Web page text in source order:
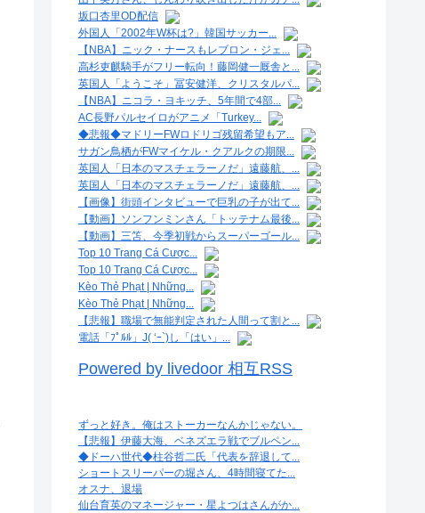
坂口杏里OD配信
外国人「2002年W杯は?」韓国サッカー...
【NBA】ニック・ナースもレブロン・ジェ...
高杉吏麒騎手がフリー転向！藤岡健一厩舎と...
英国人「ようこそ」冨安健洋、クリスタルパ...
【NBA】ニコラ・ヨキッチ、5年間で4部...
AC長野パルセイロがアニメ「Turkey...
◆悲報◆マドリーFWロドリゴ残留希望もア...
サガン鳥栖がFWマイケル・クアルクの期限...
英国人「日本のマスチェラーノだ」遠藤航、...
英国人「日本のマスチェラーノだ」遠藤航、...
【画像】街頭インタビューで巨乳の子が出て...
【動画】ソンフンミンさん「トッテナム最後...
【動画】三笘、今季初戦からスーパーゴール...
Top 10 Trang Cá Cược...
Top 10 Trang Cá Cược...
Kèo Thẻ Phạt | Những...
Kèo Thẻ Phạt | Những...
【悲報】職場で無能判定された人間って割と...
電話「ﾌﾟﾙﾙ」J( ‘ｰ`)し「はい」...
Powered by livedoor 相互RSS
ずっと好き。俺はストーカーなんかじゃない。
【悲報】伊藤大海、ベネズエラ戦でブルペン...
◆ドーハ世代◆柱谷哲二氏「代表を辞退して...
ショートスリーパーの堀さん、4時間寝てた...
オスナ、退場
仙台育英のマネージャー・星よつはさんがか...